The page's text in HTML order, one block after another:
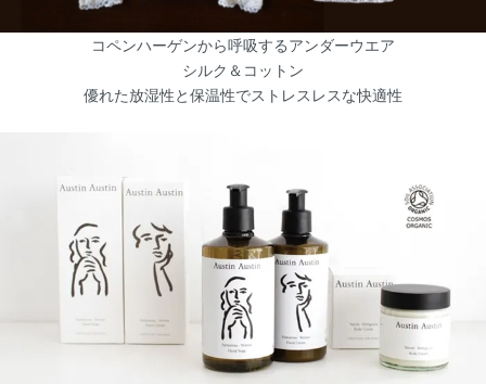
コペンハーゲンから呼吸するアンダーウエア
シルク＆コットン
優れた放湿性と保温性でストレスレスな快適性